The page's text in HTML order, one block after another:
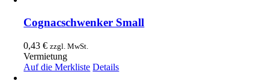
Cognacschwenker Small
0,43€ zzgl. MwSt.
Vermietung
Auf die Merkliste Details